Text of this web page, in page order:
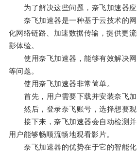
为了解决这些问题，奈飞加速器应
奈飞加速器是一种基于云技术的网
化网络链路、加速数据传输，提供更
影体验。
使用奈飞加速器，能够有效解决网
等问题。
使用奈飞加速器非常简单。
首先，用户需要下载并安装奈飞加
然后，登录奈飞账号，选择想要观
接下来，奈飞加速器会自动检测并
用户能够畅顺流畅地观看影片。
奈飞加速器的优势在于它的智能化